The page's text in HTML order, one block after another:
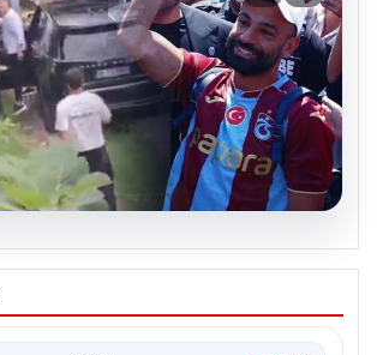
Teyzenin Mohamed Salah’a
Yaklaşımı Gülümsetti